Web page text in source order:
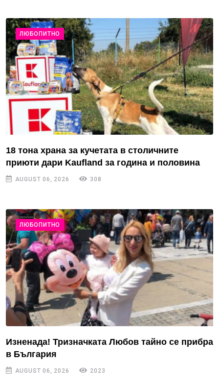
ЛЮБОПИТНО
18 тона храна за кучетата в столичните
приюти дари Kaufland за година и половина
AUGUST 06, 2026 308
ЛЮБОПИТНО
Изненада! Тризначката Любов тайно се прибра
в България
AUGUST 06, 2026 2023